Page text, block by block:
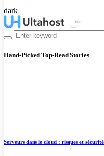
dark
Hand-Picked Top-Read Stories
Serveurs dans le cloud : risques et sécurité